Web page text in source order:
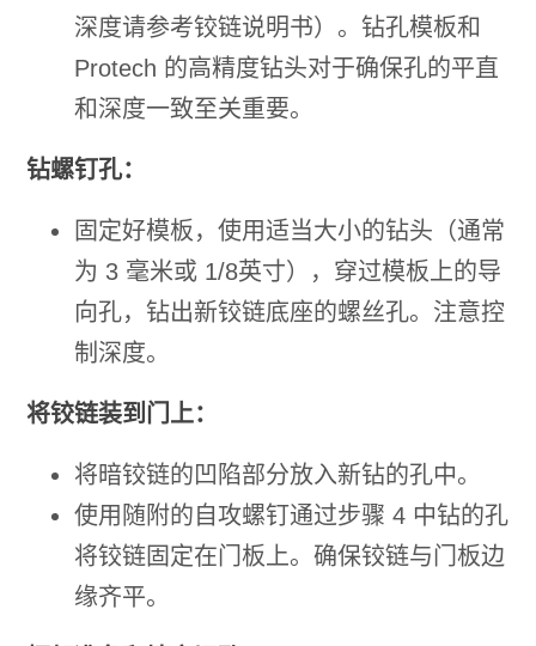
深度请参考铰链说明书）。钻孔模板和
Protech 的高精度钻头对于确保孔的平直
和深度一致至关重要。
钻螺钉孔：
固定好模板，使用适当大小的钻头（通常
为 3 毫米或 1/8英寸），穿过模板上的导
向孔，钻出新铰链底座的螺丝孔。注意控
制深度。
将铰链装到门上：
将暗铰链的凹陷部分放入新钻的孔中。
使用随附的自攻螺钉通过步骤 4 中钻的孔
将铰链固定在门板上。确保铰链与门板边
缘齐平。